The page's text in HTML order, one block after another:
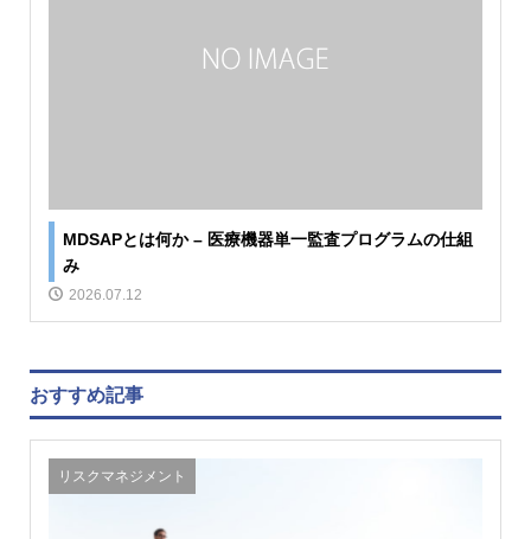
MDSAPとは何か – 医療機器単一監査プログラムの仕組
み
2026.07.12
おすすめ記事
リスクマネジメント